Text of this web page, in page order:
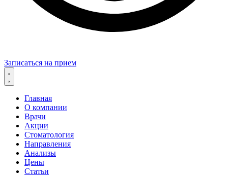
Записаться на прием
Главная
О компании
Врачи
Акции
Стоматология
Направления
Анализы
Цены
Статьи